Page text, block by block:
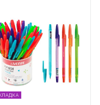
чернила,
стержень,
цвета
ассорти, в